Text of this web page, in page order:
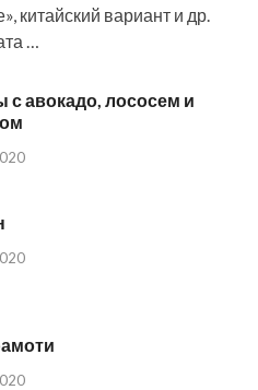
китайский вариант и др.
…
с авокадо, лососем и